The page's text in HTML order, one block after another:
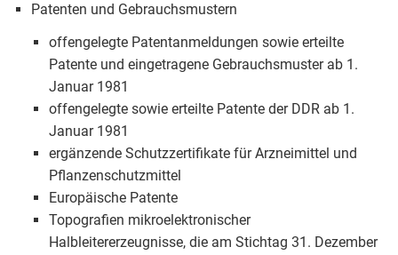
Patenten und Gebrauchsmustern
offengelegte Patentanmeldungen sowie erteilte
Patente und eingetragene Gebrauchsmuster ab 1.
Januar 1981
offengelegte sowie erteilte Patente der DDR ab 1.
Januar 1981
ergänzende Schutzzertifikate für Arzneimittel und
Pflanzenschutzmittel
Europäische Patente
Topografien mikroelektronischer
Halbleitererzeugnisse, die am Stichtag 31. Dezember